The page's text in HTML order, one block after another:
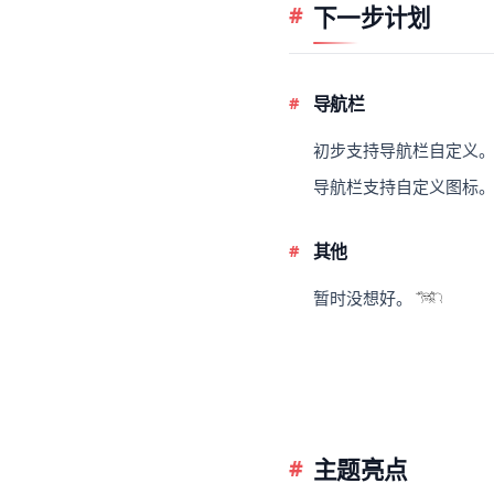
下一步计划
导航栏
初步支持导航栏自定义。
导航栏支持自定义图标。
其他
暂时没想好。
主题亮点